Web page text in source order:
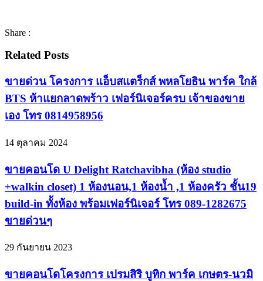
Share :
Related Posts
ขายด่วน โครงการ แอ็บสแตร็กส์ พหลโยธิน พาร์ค ใกล้
BTS ห้าแยกลาดพร้าว เฟอร์นิเจอร์ครบ เจ้าของขาย
เอง โทร 0814958956
14 ตุลาคม 2024
ขายคอนโด U Delight Ratchavibha (ห้อง studio
+walkin closet) 1 ห้องนอน,1 ห้องน้ำ ,1 ห้องครัว ชั้น19
build-in ทั้งห้อง พร้อมเฟอร์นิเจอร์ โทร 089-1282675
ขายด่วนๆ
29 กันยายน 2023
ขายคอนโดโครงการ เปรมสิริ บูทิก พาร์ค เกษตร-นวมิ